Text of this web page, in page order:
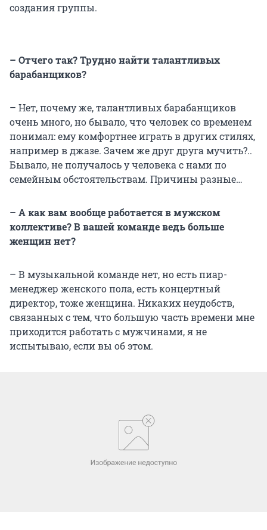
создания группы.
– Отчего так? Трудно найти талантливых
барабанщиков?
– Нет, почему же, талантливых барабанщиков
очень много, но бывало, что человек со временем
понимал: ему комфортнее играть в других стилях,
например в джазе. Зачем же друг друга мучить?..
Бывало, не получалось у человека с нами по
семейным обстоятельствам. Причины разные…
– А как вам вообще работается в мужском
коллективе? В вашей команде ведь больше
женщин нет?
– В музыкальной команде нет, но есть пиар-
менеджер женского пола, есть концертный
директор, тоже женщина. Никаких неудобств,
связанных с тем, что большую часть времени мне
приходится работать с мужчинами, я не
испытываю, если вы об этом.